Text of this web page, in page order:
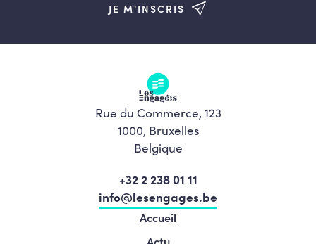
JE M'INSCRIS
Rue du Commerce, 123
1000, Bruxelles
Belgique
+32 2 238 01 11
info@lesengages.be
Accueil